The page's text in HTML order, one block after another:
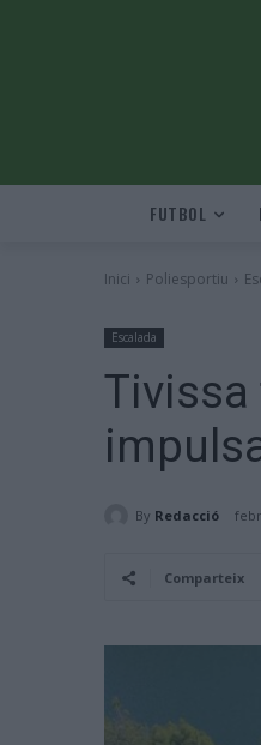
FUTBOL
Inici Poliesportiu
Escalada
Tivissa
By Redacció
Comparteix